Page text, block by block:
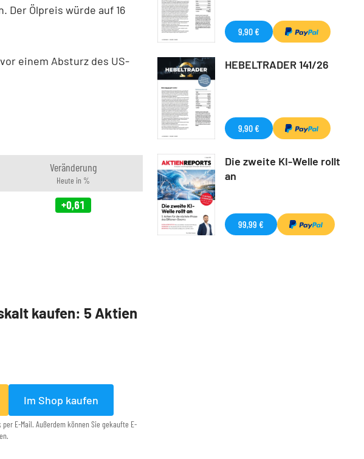
Der Ölpreis würde auf 16
einem Absturz des US-
Veränderung
Heute in %
+0,61
kaufen: 5 Aktien
Im Shop kaufen
E-Mail. Außerdem können Sie gekaufte E-
9,90 €
HEBELTRADER 141/26
9,90 €
Die zweite KI-Welle rollt
an
99,99 €